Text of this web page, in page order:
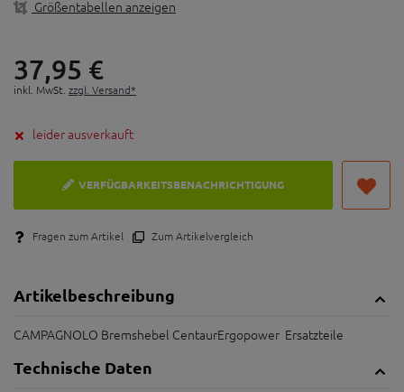
Größentabellen anzeigen
37,95 €
inkl. MwSt. zzgl. Versand*
leider ausverkauft
VERFÜGBARKEITSBENACHRICHTIGUNG
Fragen zum Artikel Zum Artikelvergleich
Artikelbeschreibung
CAMPAGNOLO Bremshebel CentaurErgopower Ersatzteile
Technische Daten